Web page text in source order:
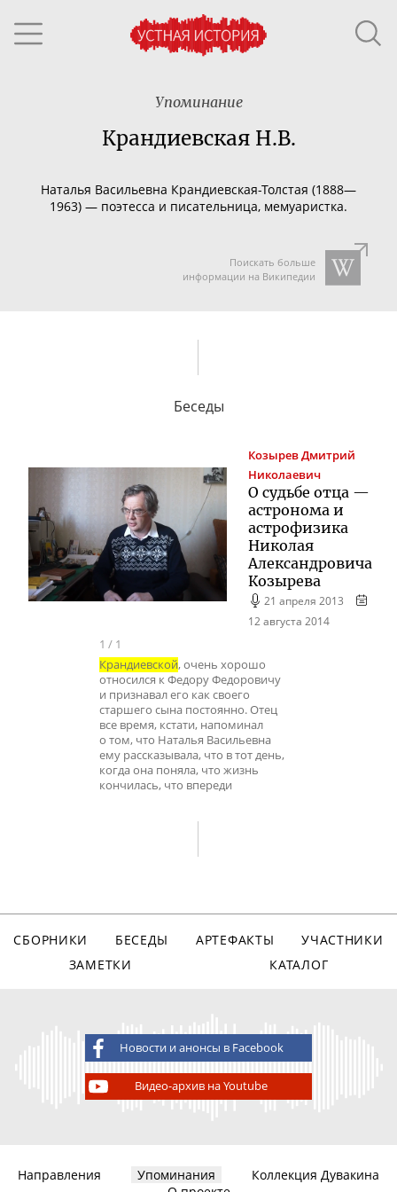
Упоминание
Крандиевская Н.В.
Наталья Васильевна Крандиевская-Толстая (1888—
1963) — поэтесса и писательница, мемуаристка.
Поискать больше
информации на Википедии
Беседы
КозыревДмитрий
Николаевич
О судьбе отца —
астронома и
астрофизика
Николая
Александровича
Козырева
21 апреля 2013
12 августа 2014
1 / 1
Крандиевской, очень хорошо
относился к Федору Федоровичу
и признавал его как своего
старшего сына постоянно. Отец
все время, кстати, напоминал
о том, что Наталья Васильевна
ему рассказывала, что в тот день,
когда она поняла, что жизнь
кончилась, что впереди
СБОРНИКИ БЕСЕДЫ АРТЕФАКТЫ
УЧАСТНИКИ
ЗАМЕТКИ
КАТАЛОГ
Новости и анонсы в Facebook
Видео-архив на Youtube
Направления Упоминания
Коллекция Дувакина